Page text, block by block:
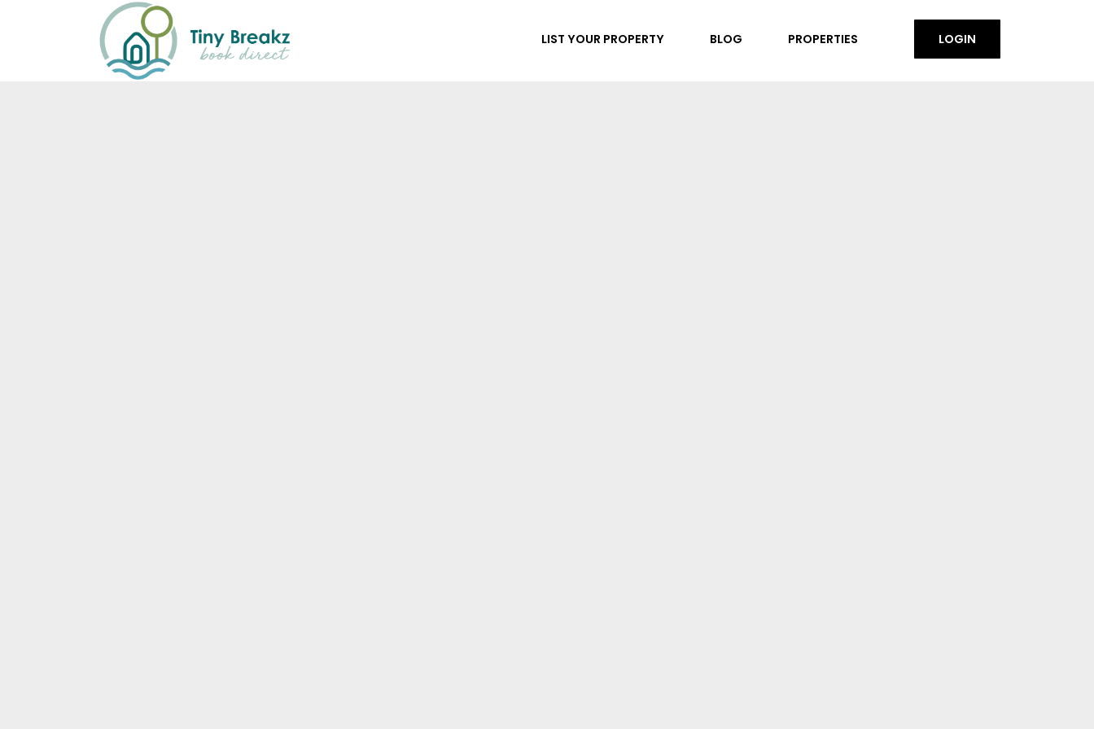
LIST YOUR PROPERTY BLOG PROPERTIES LOGIN